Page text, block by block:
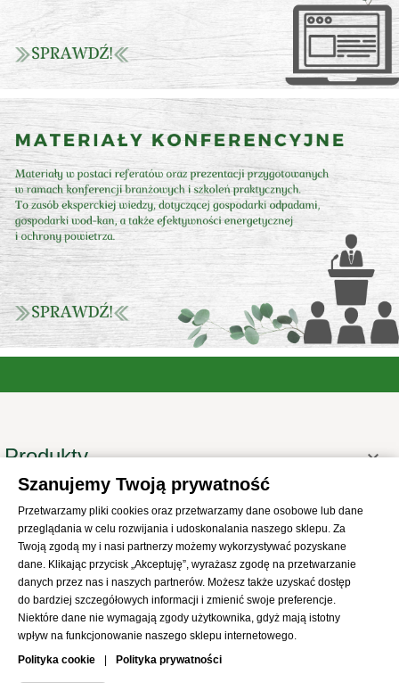
Produkty 
Informacje
Twoje konto 
Informacje o sklepie
Szanujemy Twoją prywatność
Przetwarzamy pliki cookies oraz przetwarzamy dane osobowe lub dane
przeglądania w celu rozwijania i udoskonalania naszego sklepu. Za
Twoją zgodą my i nasi partnerzy możemy wykorzystywać pozyskane
dane. Klikając przycisk „Akceptuję”, wyrażasz zgodę na przetwarzanie
danych przez nas i naszych partnerów. Możesz także uzyskać dostęp
do bardziej szczegółowych informacji i zmienić swoje preferencje.
Niektóre dane nie wymagają zgody użytkownika, gdyż mają istotny
wpływ na funkcjonowanie naszego sklepu internetowego.
Polityka cookie
Polityka prywatności
© 2021SKLEP AbrysAll Rights Reserved